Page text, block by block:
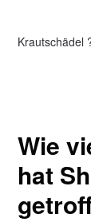
Krautschädel
Wie
hat